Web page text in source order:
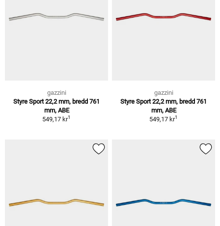
gazzini
Styre Sport 22,2 mm, bredd 761
mm, ABE
549,17 kr1
gazzini
Styre Sport 22,2 mm, bredd 761
mm, ABE
549,17 kr1